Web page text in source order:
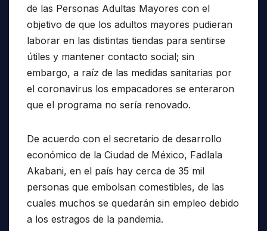
de las Personas Adultas Mayores con el
objetivo de que los adultos mayores pudieran
laborar en las distintas tiendas para sentirse
útiles y mantener contacto social; sin
embargo, a raíz de las medidas sanitarias por
el coronavirus los empacadores se enteraron
que el programa no sería renovado.
De acuerdo con el secretario de desarrollo
económico de la Ciudad de México, Fadlala
Akabani, en el país hay cerca de 35 mil
personas que embolsan comestibles, de las
cuales muchos se quedarán sin empleo debido
a los estragos de la pandemia.